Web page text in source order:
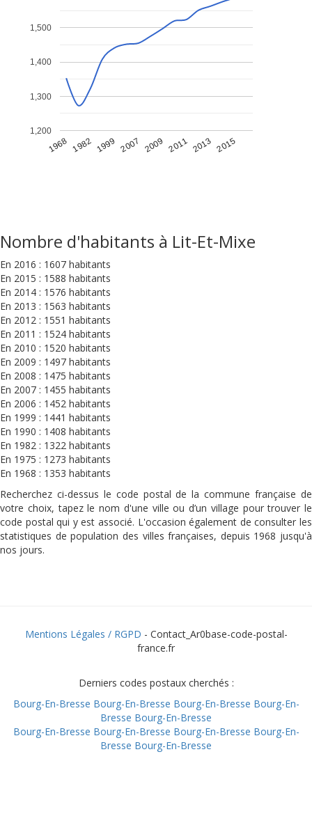
1968 1982 1999 2007 2009 2011 2013 2015
1,200
1,300
1,400
1,500
Nombre d'habitants à Lit-Et-Mixe
En 2016 : 1607 habitants
En 2015 : 1588 habitants
En 2014 : 1576 habitants
En 2013 : 1563 habitants
En 2012 : 1551 habitants
En 2011 : 1524 habitants
En 2010 : 1520 habitants
En 2009 : 1497 habitants
En 2008 : 1475 habitants
En 2007 : 1455 habitants
En 2006 : 1452 habitants
En 1999 : 1441 habitants
En 1990 : 1408 habitants
En 1982 : 1322 habitants
En 1975 : 1273 habitants
En 1968 : 1353 habitants
Recherchez ci-dessus le code postal de la commune française de
votre choix, tapez le nom d'une ville ou d’un village pour trouver le
code postal qui y est associé. L'occasion également de consulter les
statistiques de population des villes françaises, depuis 1968 jusqu'à
nos jours.
Mentions Légales / RGPD - Contact_Ar0base-code-postal-
france.fr
Derniers codes postaux cherchés :
Bourg-En-Bresse Bourg-En-Bresse Bourg-En-Bresse Bourg-En-
Bresse Bourg-En-Bresse
Bourg-En-Bresse Bourg-En-Bresse Bourg-En-Bresse Bourg-En-
Bresse Bourg-En-Bresse